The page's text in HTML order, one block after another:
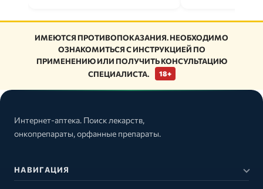
ИМЕЮТСЯ ПРОТИВОПОКАЗАНИЯ. НЕОБХОДИМО
ОЗНАКОМИТЬСЯ С ИНСТРУКЦИЕЙ ПО
ПРИМЕНЕНИЮ ИЛИ ПОЛУЧИТЬ КОНСУЛЬТАЦИЮ
СПЕЦИАЛИСТА.
18+
Интернет-аптека. Поиск лекарств,
онкопрепараты, орфанные препараты.
НАВИГАЦИЯ